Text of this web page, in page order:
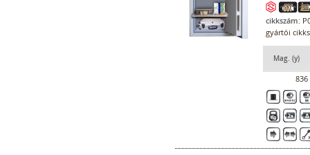
cikkszám:
gyártói
Mag. (y)
836